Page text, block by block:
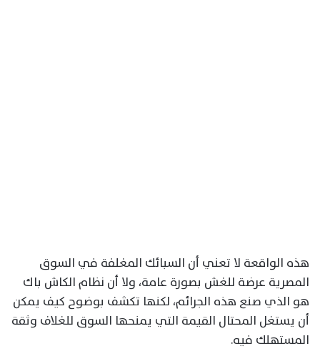
هذه الواقعة لا تعني أن السبائك المغلفة في السوق
المصرية عرضة للغش بصورة عامة، ولا أن نظام الكاش باك
هو الذي صنع هذه الجرائم، لكنها تكشف بوضوح كيف يمكن
أن يستغل المحتال القيمة التي يمنحها السوق للغلاف وثقة
المستهلك فيه.